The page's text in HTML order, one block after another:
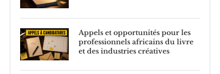
Appels et opportunités pour les
professionnels africains du livre
et des industries créatives